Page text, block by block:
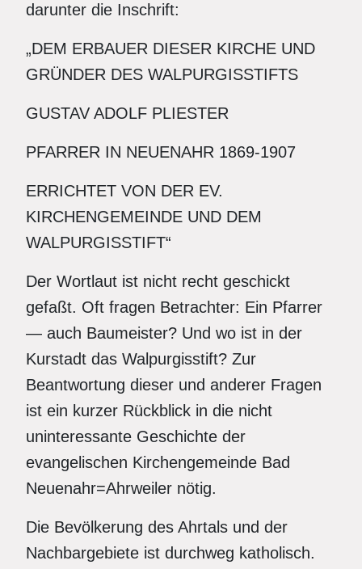
darunter die Inschrift:
„DEM ERBAUER DIESER KIRCHE UND
GRÜNDER DES WALPURGISSTIFTS
GUSTAV ADOLF PLIESTER
PFARRER IN NEUENAHR 1869-1907
ERRICHTET VON DER EV.
KIRCHENGEMEINDE UND DEM
WALPURGISSTIFT“
Der Wortlaut ist nicht recht geschickt
gefaßt. Oft fragen Betrachter: Ein Pfarrer
— auch Baumeister? Und wo ist in der
Kurstadt das Walpurgisstift? Zur
Beantwortung dieser und anderer Fragen
ist ein kurzer Rückblick in die nicht
uninteressante Geschichte der
evangelischen Kirchengemeinde Bad
Neuenahr=Ahrweiler nötig.
Die Bevölkerung des Ahrtals und der
Nachbargebiete ist durchweg katholisch.